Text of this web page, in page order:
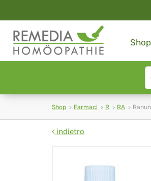
Shop
Shop Farmaci R RA
indietro